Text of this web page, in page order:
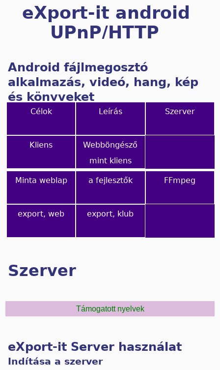
eXport-it android
UPnP/HTTP
Android fájlmegosztó
alkalmazás, videó, hang, kép
és könyveket
Célok Leírás Szerver
Kliens
Webböngésző
mint kliens
Minta weblap a fejlesztők FFmpeg
export, web export, klub
Szerver
Támogatott nyelvek
eXport-it Server használat
Indítása a szerver